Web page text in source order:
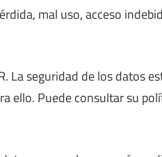
mal uso, acceso
La seguridad de los datos
ello. Puede consultar su